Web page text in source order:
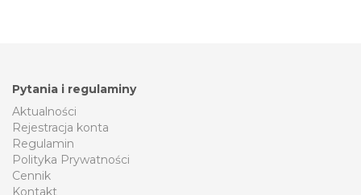
Pytania i regulaminy
Aktualności
Rejestracja konta
Regulamin
Polityka Prywatności
Cennik
Kontakt